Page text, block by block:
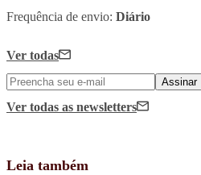
Frequência de envio: Diário
Ver todas
Assinar
Ver todas as newsletters
Leia também